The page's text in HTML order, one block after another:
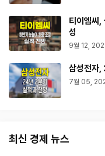
티이엠씨,
성
9월 12,
삼성전자
7월 05,
최신 경제 뉴스